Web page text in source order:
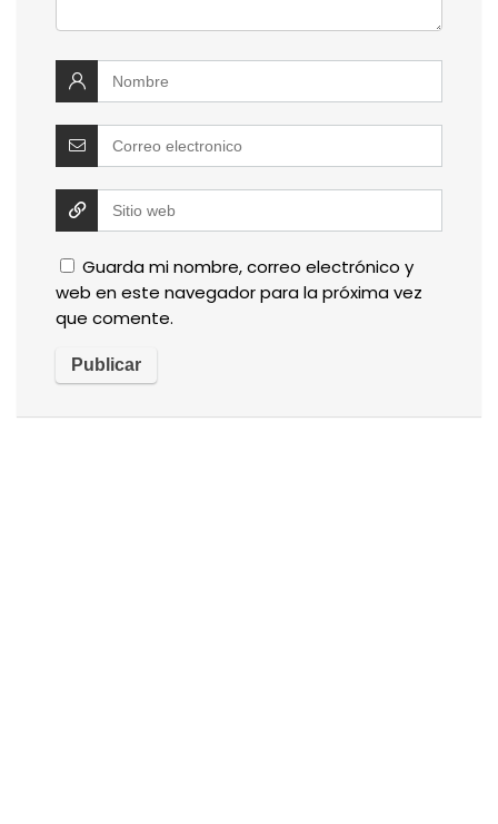
Guarda mi nombre, correo electrónico y
web en este navegador para la próxima vez
que comente.